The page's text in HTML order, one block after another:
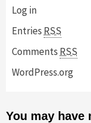
Log in
Entries RSS
Comments RSS
WordPress.org
You may have